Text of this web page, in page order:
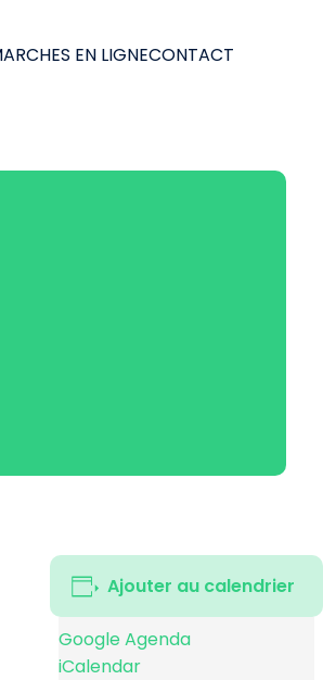
EN LIGNECONTACT
Ajouter au calendrier
Google Agenda
iCalendar